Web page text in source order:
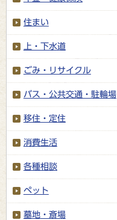
住まい
上・下水道
ごみ・リサイクル
バス・公共交通・駐輪場
移住・定住
消費生活
各種相談
ペット
墓地・斎場